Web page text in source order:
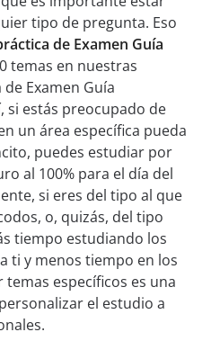
tipo de pregunta. Eso
de Examen Guía
temas en nuestras
Examen Guía
si estás preocupado de
un área específica pueda
puedes estudiar por
al 100% para el día del
si eres del tipo al que
o, quizás, del tipo
tiempo estudiando los
ti y menos tiempo en los
específicos es una
el estudio a